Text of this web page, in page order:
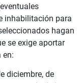
inhabilitación para
hagan
se exige aportar
en:
diciembre, de